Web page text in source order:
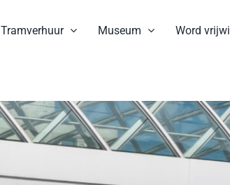
Tramverhuur Museum Word